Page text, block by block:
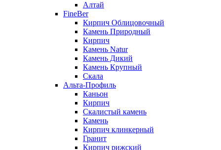
Алтай
FineBer
Кирпич Облицовочный
Камень Природный
Кирпич
Камень Natur
Камень Дикий
Камень Крупный
Скала
Альта-Профиль
Каньон
Кирпич
Скалистый камень
Камень
Кирпич клинкерный
Гранит
Кирпич рижский